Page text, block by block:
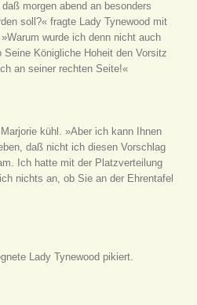
morgen abend an besonders
soll?« fragte Lady Tynewood mit
wurde ich denn nicht auch
Königliche Hoheit den Vorsitz
an seiner rechten Seite!«
kühl. »Aber ich kann Ihnen
daß nicht ich diesen Vorschlag
Ich hatte mit der Platzverteilung
nichts an, ob Sie an der Ehrentafel
Lady Tynewood pikiert.